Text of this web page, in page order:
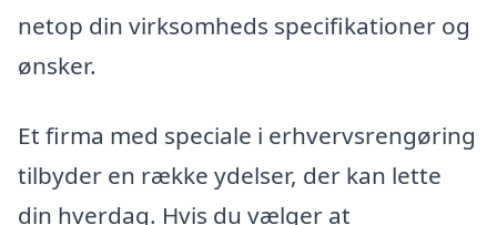
netop din virksomheds specifikationer og
ønsker.
Et firma med speciale i erhvervsrengøring
tilbyder en række ydelser, der kan lette
din hverdag. Hvis du vælger at